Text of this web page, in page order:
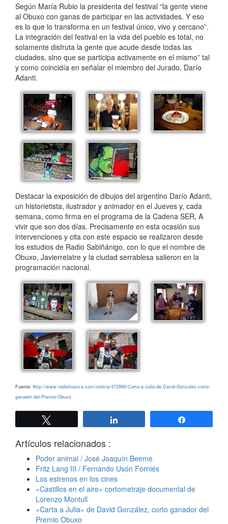
Según María Rubio la presidenta del festival “la gente viene
al Obuxo con ganas de participar en las actividades. Y eso
es lo que lo transforma en un festival único, vivo y cercano”.
La integración del festival en la vida del pueblo es total, no
solamente disfruta la gente que acude desde todas las
ciudades, sino que se participa activamente en el mismo” tal
y como coincidía en señalar el miembro del Jurado, Darío
Adanti.
Destacar la exposición de dibujos del argentino Darío Adanti,
un historietista, ilustrador y animador en el Jueves y, cada
semana, como firma en el programa de la Cadena SER, A
vivir que son dos días. Precisamente en esta ocasión sus
intervenciones y cita con este espacio se realizaron desde
los estudios de Radio Sabiñánigo, con lo que el nombre de
Obuxo, Javierrelatre y la ciudad serrablesa salieron en la
programación nacional.
Fuente: http://www.radiohuesca.com/noticia/472986/Carta-a-Julia-de-David-Gonzalez-corto-
ganador-del-Premio-Obuxo
Artículos relacionados :
Poder animal / José Joaquín Beeme
Fritz Lang III / Fernando Usón Forniés
Los estrenos en los cines
«Castillos en el aire» cortometraje documental de
Lorenzo Montull
«Carta a Julia» de David González, corto ganador del
Premio Obuxo